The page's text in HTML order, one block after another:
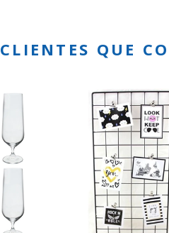
CLIENTES QUE